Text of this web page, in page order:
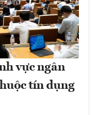
vực ngân
tín dụng